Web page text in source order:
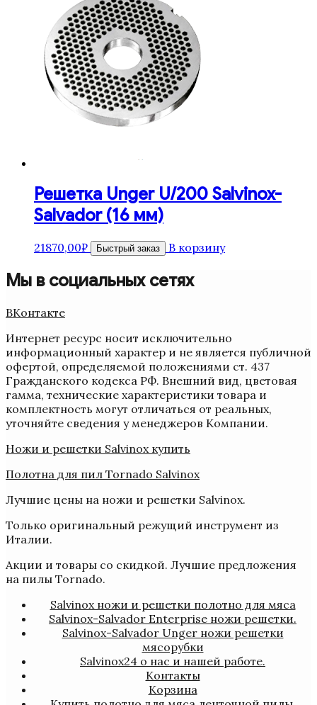
Решетка Unger U/200 Salvinox-
Salvador (16 мм)
21870,00₽ Быстрый заказ В корзину
Мы в социальных сетях
ВКонтакте
Интернет ресурс носит исключительно
информационный характер и не является публичной
офертой, определяемой положениями ст. 437
Гражданского кодекса РФ. Внешний вид, цветовая
гамма, технические характеристики товара и
комплектность могут отличаться от реальных,
уточняйте сведения у менеджеров Компании.
Ножи и решетки Salvinox купить
Полотна для пил Tornado Salvinox
Лучшие цены на ножи и решетки Salvinox.
Только оригинальный режущий инструмент из
Италии.
Акции и товары со скидкой. Лучшие предложения
на пилы Tornado.
Salvinox ножи и решетки полотно для мяса
Salvinox-Salvador Enterprise ножи решетки.
Salvinox-Salvador Unger ножи решетки
мясорубки
Salvinox24 о нас и нашей работе.
Контакты
Корзина